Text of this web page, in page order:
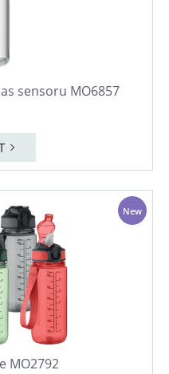
sensoru MO6857
New
MO2792